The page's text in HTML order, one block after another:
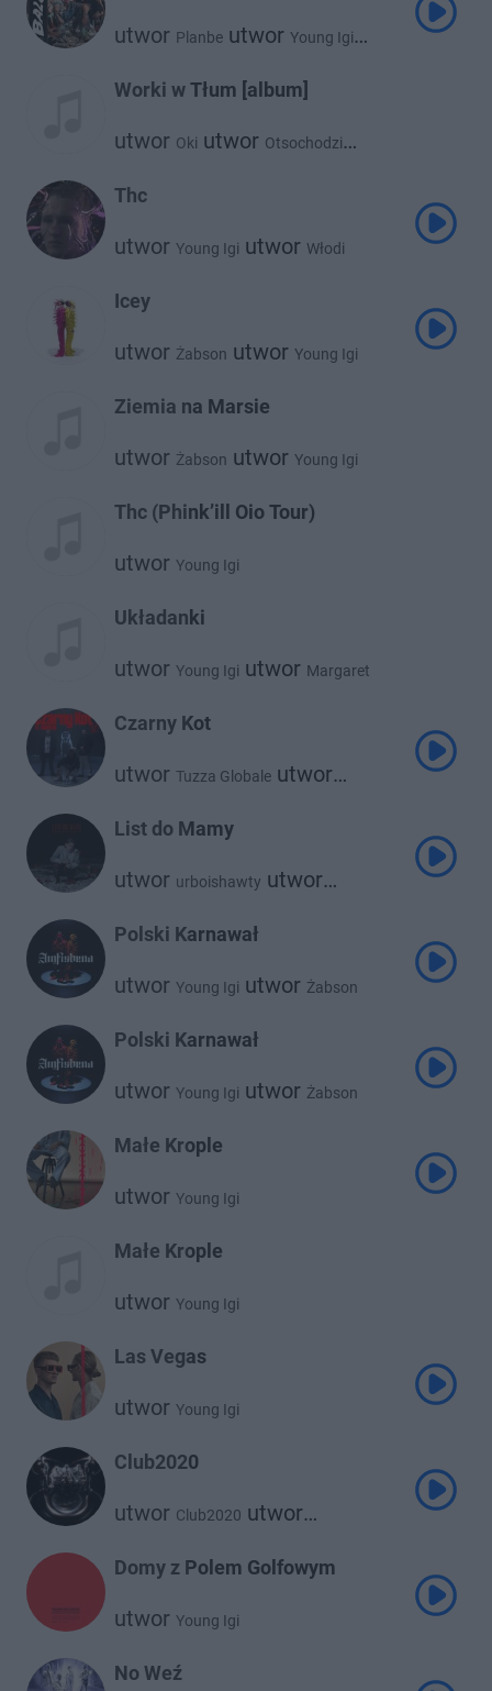
utwor Planbe utwor Young Igi
Worki w Tłum [album]
utwor Oki utwor Otsochodzi
Thc
utwor Young Igi utwor Włodi
Icey
utwor Żabson utwor Young Igi
Ziemia na Marsie
utwor Żabson utwor Young Igi
Thc (Phink’ill Oio Tour)
utwor Young Igi
Układanki
utwor Young Igi utwor Margaret
Czarny Kot
utwor Tuzza Globale utwor
List do Mamy
utwor urboishawty utwor
Polski Karnawał
utwor Young Igi utwor Żabson
Polski Karnawał
utwor Young Igi utwor Żabson
Małe Krople
utwor Young Igi
Małe Krople
utwor Young Igi
Las Vegas
utwor Young Igi
Club2020
utwor Club2020 utwor
utwor Otsochodzi utwor
Catchup utwor
Domy z Polem Golfowym
utwor Young Igi
No Weź